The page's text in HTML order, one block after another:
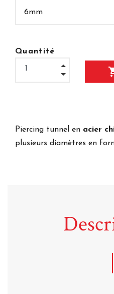
Quantité
Piercing tunnel en acier
plusieurs diamètres en